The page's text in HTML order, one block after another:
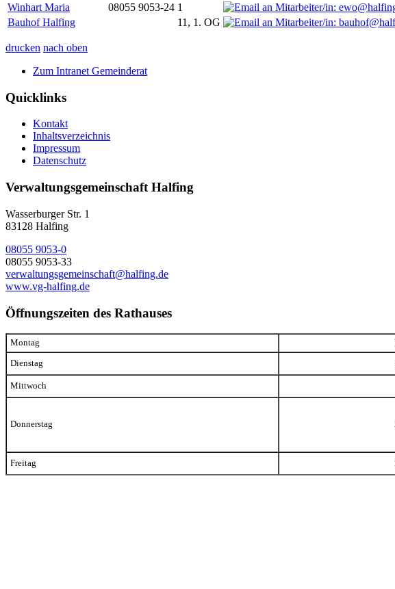
Winhart Maria
08055 9053-24 1
Bauhof Halfing
11, 1. OG
drucken nach oben
Zum Intranet Gemeinderat
Quicklinks
Kontakt
Inhaltsverzeichnis
Impressum
Datenschutz
Verwaltungsgemeinschaft Halfing
Wasserburger Str. 1
83128 Halfing
08055 9053-0
08055 9053-33
verwaltungsgemeinschaft@halfing.de
www.vg-halfing.de
Öffnungszeiten des Rathauses
Montag
Dienstag
Mittwoch
Donnerstag
Freitag